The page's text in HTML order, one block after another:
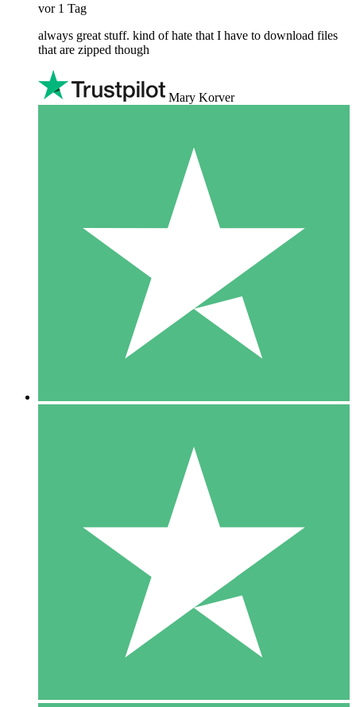
vor 1 Tag
always great stuff. kind of hate that I have to download files
that are zipped though
Mary Korver